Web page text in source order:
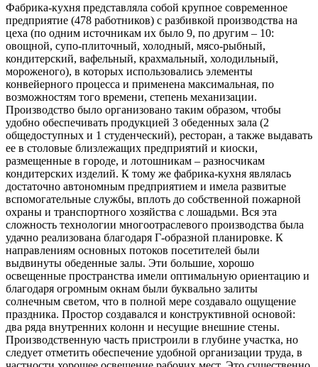
Фабрика-кухня представляла собой крупное современное
предприятие (478 работников) с разбивкой производства на
цеха (по одним источникам их было 9, по другим – 10:
овощной, супо-плиточный, холодный, мясо-рыбный,
кондитерский, вафельный, крахмальный, холодильный,
мороженого), в которых использовались элементы
конвейерного процесса и применена максимальная, по
возможностям того времени, степень механизации.
Производство было организовано таким образом, чтобы
удобно обеспечивать продукцией 3 обеденных зала (2
общедоступных и 1 студенческий), ресторан, а также выдавать
ее в столовые близлежащих предприятий и киоски,
размещенные в городе, и лотошникам – разносчикам
кондитерских изделий. К тому же фабрика-кухня являлась
достаточно автономным предприятием и имела развитые
вспомогательные службы, вплоть до собственной пожарной
охраны и транспортного хозяйства с лошадьми. Вся эта
сложность технологии многоотраслевого производства была
удачно реализована благодаря Г-образной планировке. К
направлениям основных потоков посетителей были
выдвинуты обеденные залы. Эти большие, хорошо
освещенные пространства имели оптимальную ориентацию и
благодаря огромным окнам были буквально залиты
солнечным светом, что в полной мере создавало ощущение
праздника. Простор создавался и конструктивной основой:
два ряда внутренних колонн и несущие внешние стены.
Производственную часть пристроили в глубине участка, но
следует отметить обеспечение удобной организации труда, в